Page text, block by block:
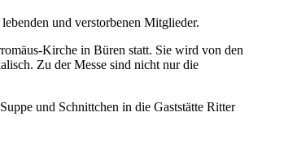
und verstorbenen Mitglieder.
Kirche in Büren statt. Sie wird von den
Zu der Messe sind nicht nur die
und Schnittchen in die Gaststätte Ritter